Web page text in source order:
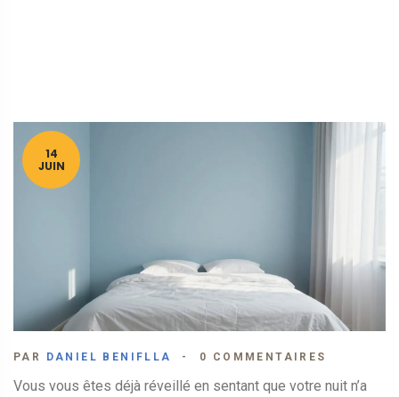
14
JUIN
PAR DANIEL BENIFLLA 0 COMMENTAIRES
Vous vous êtes déjà réveillé en sentant que votre nuit n’a